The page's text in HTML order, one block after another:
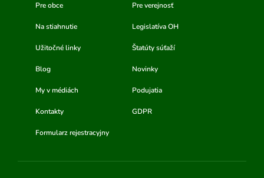
Pre obce Pre verejnosť
Na stiahnutie Legislatíva OH
Užitočné linky Štatúty súťaží
Blog Novinky
My v médiách Podujatia
Kontakty GDPR
Formularz rejestracyjny